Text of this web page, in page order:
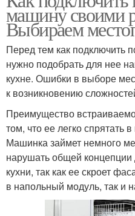
машину своими
Выбираем
Перед тем как подключить
нужно подобрать для нее
кухне. Ошибки в выборе
к возникновению
Преимущество
том, что ее легко
Машинка займет немного
нарушать общей
кухни, так как ее скроет
в напольный модуль, так и